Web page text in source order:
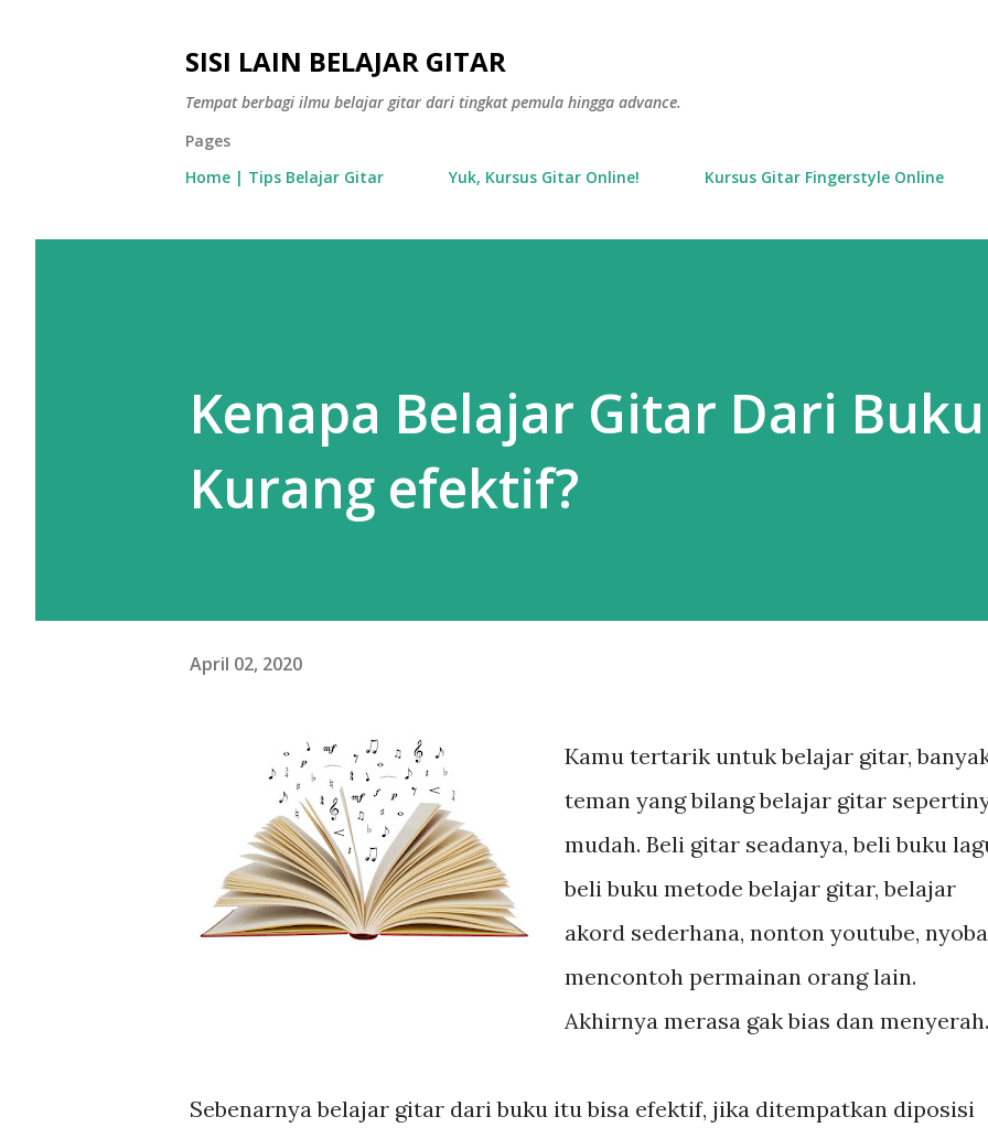
SISI LAIN BELAJAR GITAR
Tempat berbagi ilmu belajar gitar dari tingkat pemula hingga advance.
Pages
Home | Tips Belajar Gitar
Yuk, Kursus Gitar Online! Kursus Gitar Fingerstyle Online
Kenapa Belajar Gitar Dari Buku
Kurang efektif?
April 02, 2020
Kamu tertarik untuk belajar gitar,
teman yang bilang belajar gitar
mudah. Beli gitar seadanya, beli buku
beli buku metode belajar gitar, belajar
akord sederhana, nonton youtube, nyoba
mencontoh permainan orang lain.
Akhirnya merasa gak bias dan
Sebenarnya belajar gitar dari buku itu bisa efektif, jika ditempatkan diposisi